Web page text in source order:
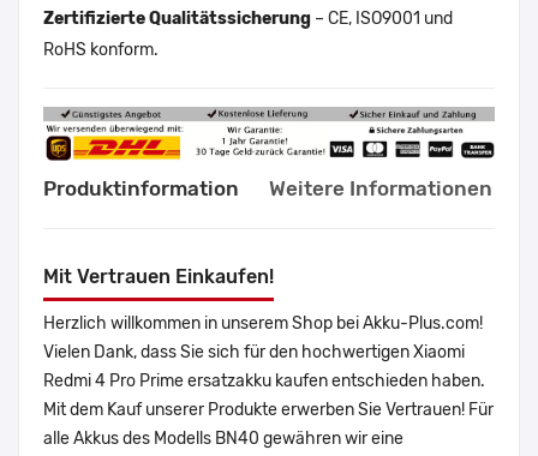
Zertifizierte Qualitätssicherung – CE, ISO9001 und
RoHS konform.
Produktinformation Weitere Informationen
Mit Vertrauen Einkaufen!
Herzlich willkommen in unserem Shop bei Akku-Plus.com!
Vielen Dank, dass Sie sich für den hochwertigen Xiaomi
Redmi 4 Pro Prime ersatzakku kaufen entschieden haben.
Mit dem Kauf unserer Produkte erwerben Sie Vertrauen! Für
alle Akkus des Modells BN40 gewähren wir eine